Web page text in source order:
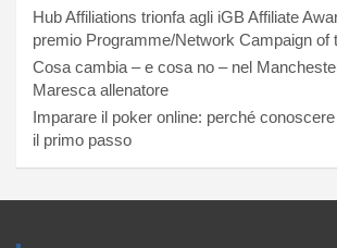
Hub Affiliations trionfa agli iGB Affiliate
premio Programme/Network Campaign of
Cosa cambia – e cosa no – nel
Maresca allenatore
Imparare il poker online: perché
il primo passo